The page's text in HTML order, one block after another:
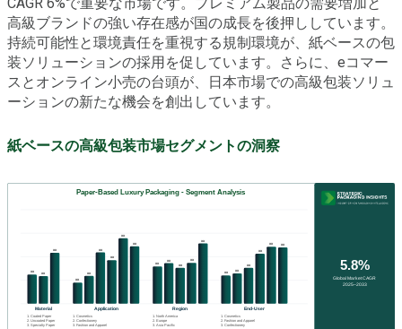
高級ブランドの強い存在感が国の成長を後押ししています。
持続可能性と環境責任を重視する規制環境が、紙ベースの包
装ソリューションの採用を促しています。さらに、eコマー
スとオンライン小売の台頭が、日本市場での高級包装ソリュ
ーションの新たな機会を創出しています。
紙ベースの高級包装市場セグメントの洞察